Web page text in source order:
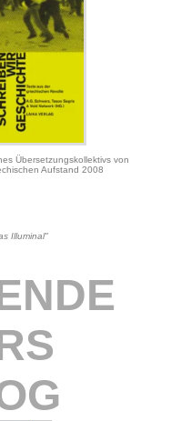
Übersetzungskollektivs von
Aufstand 2008
Illuminal"